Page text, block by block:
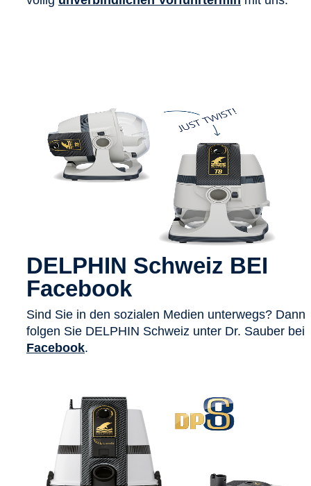
DELPHIN Schweiz BEI
Facebook
Sind Sie in den sozialen Medien unterwegs? Dann
folgen Sie DELPHIN Schweiz unter Dr. Sauber bei
Facebook.